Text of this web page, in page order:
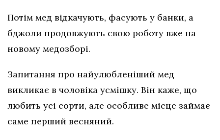
Потім мед відкачують, фасують у банки, а
бджоли продовжують свою роботу вже на
новому медозборі.
Запитання про найулюбленіший мед
викликає в чоловіка усмішку. Він каже, що
любить усі сорти, але особливе місце займає
саме перший весняний.